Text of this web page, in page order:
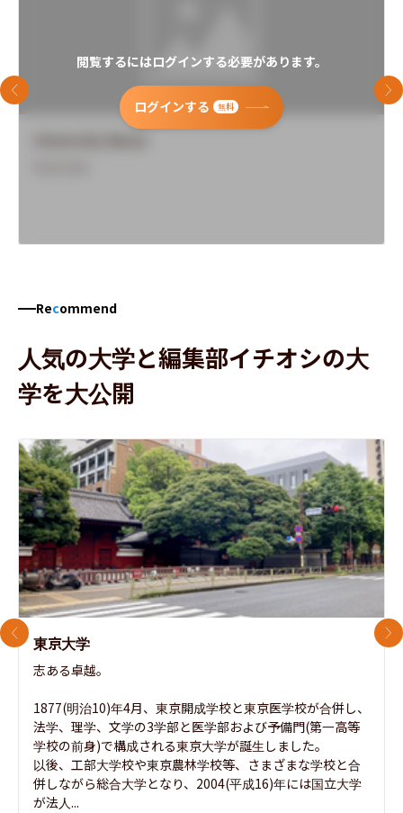
閲覧するにはログインする必要があります。
ログインする 無料
前のスライド 次
Recommend
人気の大学と編集部イチオシの大
学を大公開
東京大学
志ある卓越。
1877(明治10)年4月、東京開成学校と東京医学校が合併し、
法学、理学、文学の3学部と医学部および予備門(第一高等
学校の前身)で構成される東京大学が誕生しました。
以後、工部大学校や東京農林学校等、さまざまな学校と合
併しながら総合大学となり、2004(平成16)年には国立大学
が法人...
前のスライド 次